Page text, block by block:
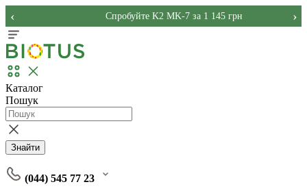
Спробуйте K2 MK-7 за 1 145 грн
‹ ›
Каталог
Пошук
Знайти
(044) 545 77 23